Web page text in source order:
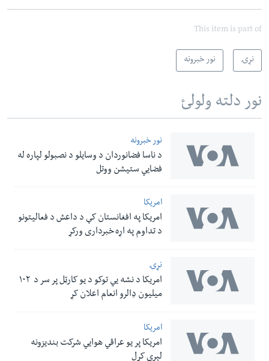
This item is part of
نړۍ نور خبرونه
نور دلته ولولئ
نور خبرونه
د ناسا فضانوردان د وسایلو د نصبولو لپاره له
فضایي ستیشن ووتل
امریکا
امریکا په افغانستان کې د داعش د فعالیتونو
د تداوم په اړه خبرداری ورکړ
نړۍ
امریکا د نشه یي توکو د یو کارټل پر سر د ۱۰۲
میلیون ډالرو انعام اعلان کړ
امریکا
امریکا پر یو عراقي هوایي شرکت بندیزونه
لېري کړل